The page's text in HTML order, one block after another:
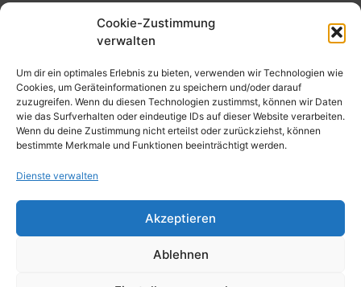
Cookie-Zustimmung
verwalten
Um dir ein optimales Erlebnis zu bieten, verwenden wir Technologien wie
Cookies, um Geräteinformationen zu speichern und/oder darauf
zuzugreifen. Wenn du diesen Technologien zustimmst, können wir Daten
wie das Surfverhalten oder eindeutige IDs auf dieser Website verarbeiten.
Wenn du deine Zustimmung nicht erteilst oder zurückziehst, können
bestimmte Merkmale und Funktionen beeinträchtigt werden.
Dienste verwalten
Akzeptieren
Ablehnen
und 12,
Matthias-
Beltz-
Platz
oder
Haltestelle
Nibelungenplatz/FH